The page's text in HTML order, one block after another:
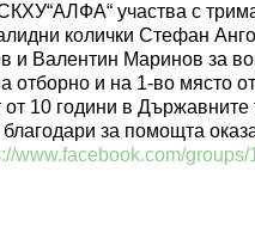
участва с
колички Стефан
и Валентин Маринов за
отборно и на 1-во място
10 години в
за помощта
www.facebook.com/